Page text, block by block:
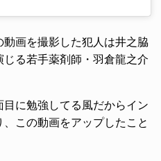
画を撮影した犯人は井之脇
る若手薬剤師・羽倉龍之介
に勉強してる風だからイン
この動画をアップしたこと